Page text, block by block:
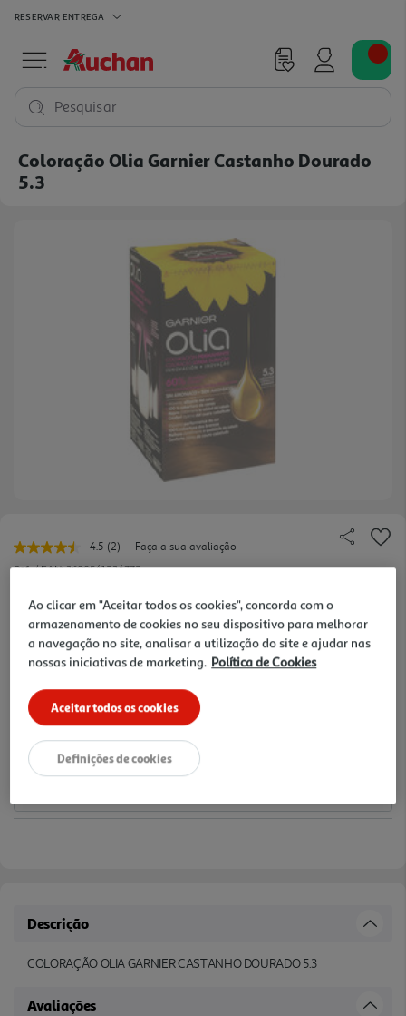
RESERVAR ENTREGA
Pesquisar
Coloração Olia Garnier Castanho Dourado
5.3
4.5 Leu
2
Link
para
a
mesma
página.
(2)
Faça a sua avaliação
Ref. / EAN:3600541234772
7.79 €/un
Notas de preparação
Descrição
COLORAÇÃO OLIA GARNIER CASTANHO DOURADO 5.3
Avaliações
Ao clicar em "Aceitar todos os cookies", concorda com o
armazenamento de cookies no seu dispositivo para melhorar
a navegação no site, analisar a utilização do site e ajudar nas
nossas iniciativas de marketing. Política de Cookies
Aceitar todos os cookies
Definições de cookies